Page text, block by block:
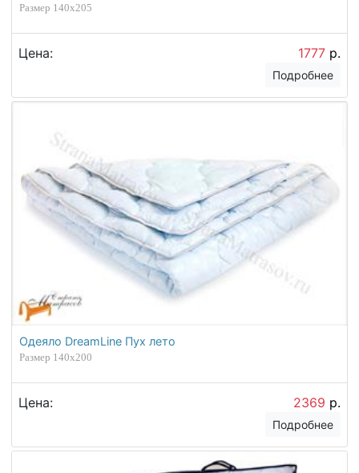
Размер 140х205
Цена: 1777 р.
Подробнее
Одеяло DreamLine Пух лето
Размер 140х200
Цена: 2369 р.
Подробнее